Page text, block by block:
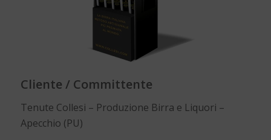
Cliente / Committente
Tenute Collesi – Produzione Birra e Liquori –
Apecchio (PU)